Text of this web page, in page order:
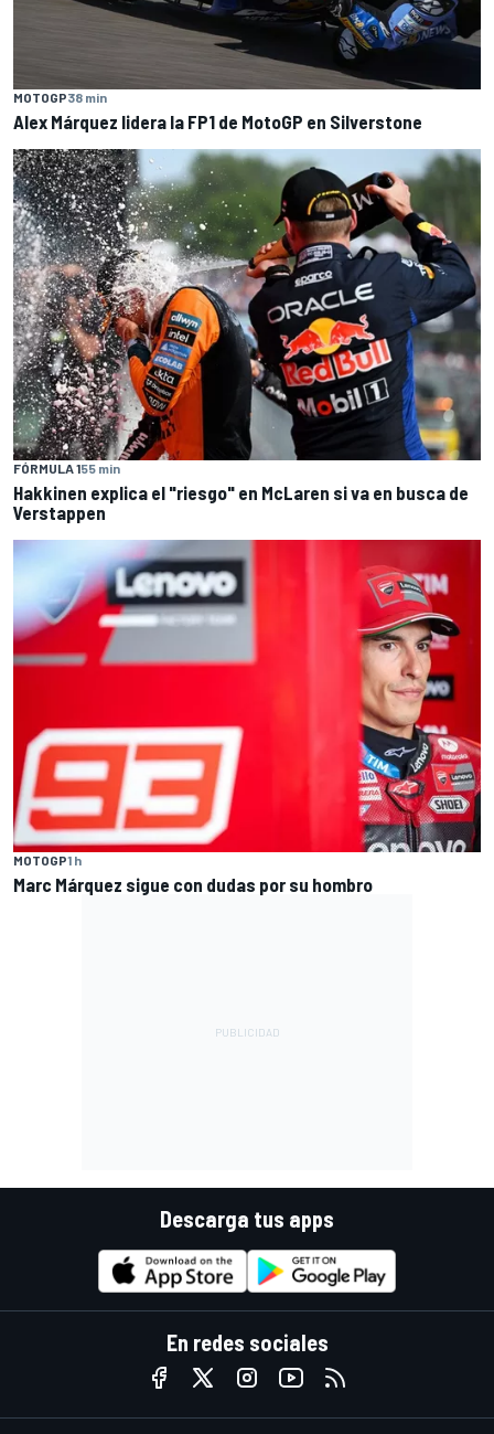
MOTOGP38 min
Alex Márquez lidera la FP1 de MotoGP en Silverstone
FÓRMULA 155 min
Hakkinen explica el "riesgo" en McLaren si va en busca de
Verstappen
MOTOGP1 h
Marc Márquez sigue con dudas por su hombro
Descarga tus apps
En redes sociales